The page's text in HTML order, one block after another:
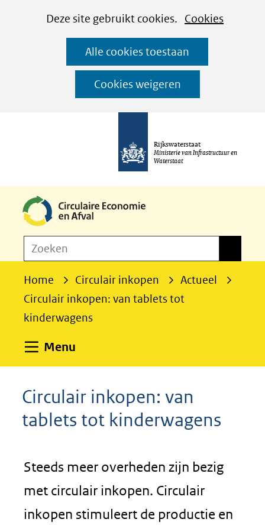
CookiesDeze site gebruikt cookies. Cookies
worden
toegestaan
geweigerd.
Alle cookies toestaan
Cookies weigeren
Ga
naar
de
inhoud
Rijkswaterstaat
Ministerie van Infrastructuur en
Waterstaat
o
Zoeken
Home Circulair inkopen
Actueel
Circulair inkopen: van tablets tot
kinderwagens
Menu
Circulair inkopen: van
tablets tot kinderwagens
Steeds meer overheden zijn bezig
met circulair inkopen. Circulair
inkopen stimuleert de productie en